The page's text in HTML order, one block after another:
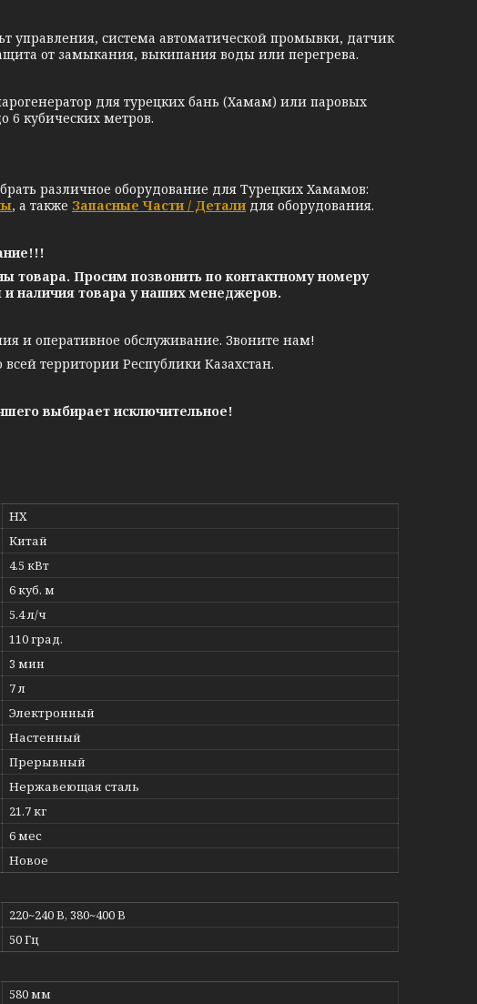
управления, система автоматической промывки, датчик
от замыкания, выкипания воды или перегрева.
для турецких бань (Хамам) или паровых
6 кубических метров.
различное оборудование для Турецких Хамамов:
, а также Запасные Части / Детали для оборудования.
товара. Просим позвонить по контактному номеру
и наличия товара у наших менеджеров.
и оперативное обслуживание. Звоните нам!
территории Республики Казахстан.
выбирает исключительное!
HX
Китай
4.5 кВт
6 куб. м
5.4 л/ч
110 град.
3 мин
7 л
Электронный
Настенный
Прерывный
Нержавеющая сталь
21.7 кг
6 мес
Новое
220~240 В, 380~400 В
50 Гц
580 мм